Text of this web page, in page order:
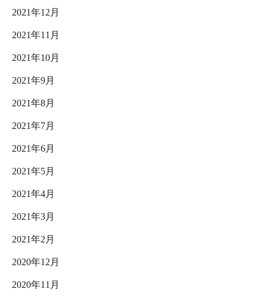
2021年12月
2021年11月
2021年10月
2021年9月
2021年8月
2021年7月
2021年6月
2021年5月
2021年4月
2021年3月
2021年2月
2020年12月
2020年11月